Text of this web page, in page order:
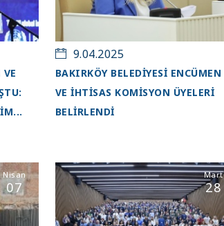
9.04.2025
BAKIRKÖY BELEDİYESİ ENCÜMEN
VE İHTİSAS KOMİSYON ÜYELERİ
BELİRLENDİ
Nisan
07
Mart
28